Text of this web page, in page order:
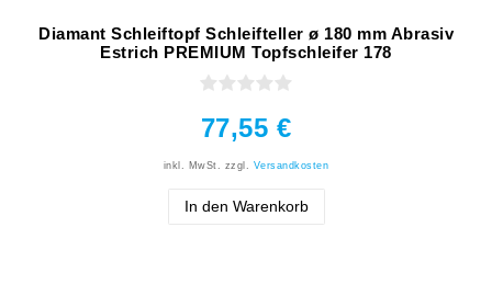
Diamant Schleiftopf Schleifteller ø 180 mm Abrasiv
Estrich PREMIUM Topfschleifer 178
77,55 €
inkl. MwSt. zzgl. Versandkosten
In den Warenkorb